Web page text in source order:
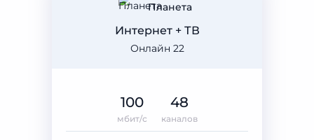
Планета
Онлайн 22
Интернет + ТВ
100
мбит/с
48
каналов